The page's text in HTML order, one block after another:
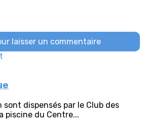
laisser un commentaire
sont dispensés par le Club des
piscine du Centre...